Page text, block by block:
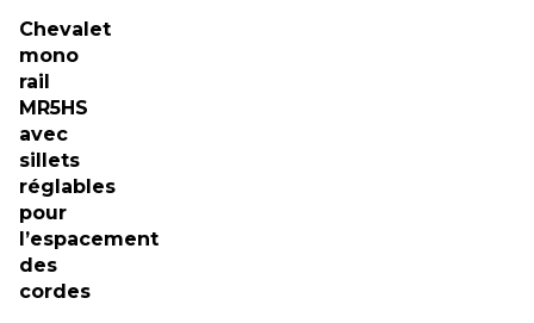
Chevalet
mono
rail
MR5HS
avec
sillets
réglables
pour
l’espacement
des
cordes